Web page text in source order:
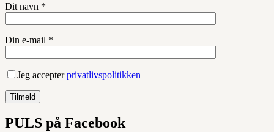
Dit navn *
Din e-mail *
Jeg accepterprivatlivspolitikken
PULS på Facebook